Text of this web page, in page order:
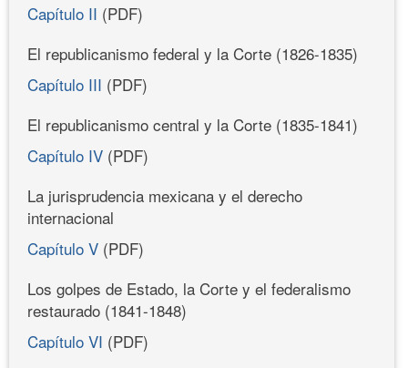
Capítulo II (PDF)
El republicanismo federal y la Corte (1826-1835)
Capítulo III (PDF)
El republicanismo central y la Corte (1835-1841)
Capítulo IV (PDF)
La jurisprudencia mexicana y el derecho
internacional
Capítulo V (PDF)
Los golpes de Estado, la Corte y el federalismo
restaurado (1841-1848)
Capítulo VI (PDF)